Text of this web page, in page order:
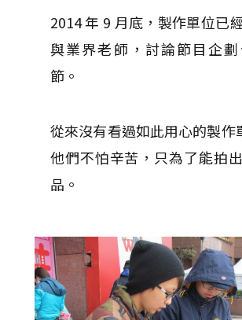
2014 年 9 月底，製作單位已
與業界老師，討論節目企
節。
從來沒有看過如此用心的製作
他們不怕辛苦，只為了能拍
品。